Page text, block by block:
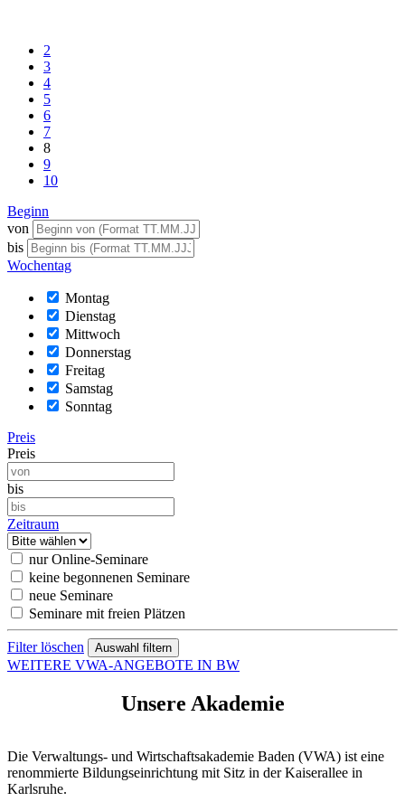
2
3
4
5
6
7
8
9
10
Beginn
von
bis
Wochentag
Montag
Dienstag
Mittwoch
Donnerstag
Freitag
Samstag
Sonntag
Preis
Preis
bis
Zeitraum
nur Online-Seminare
keine begonnenen Seminare
neue Seminare
Seminare mit freien Plätzen
Filter löschen
WEITERE VWA-ANGEBOTE IN BW
Unsere Akademie
Die Verwaltungs- und Wirtschaftsakademie Baden (VWA) ist eine
renommierte Bildungseinrichtung mit Sitz in der Kaiserallee in
Karlsruhe.